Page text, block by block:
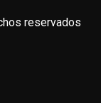
reservados